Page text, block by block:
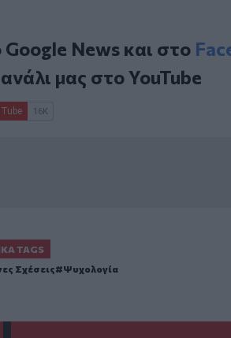
Google Newsκαι στο
μας στοYouTube
TAGS
Σχέσεις Ψυχολογία